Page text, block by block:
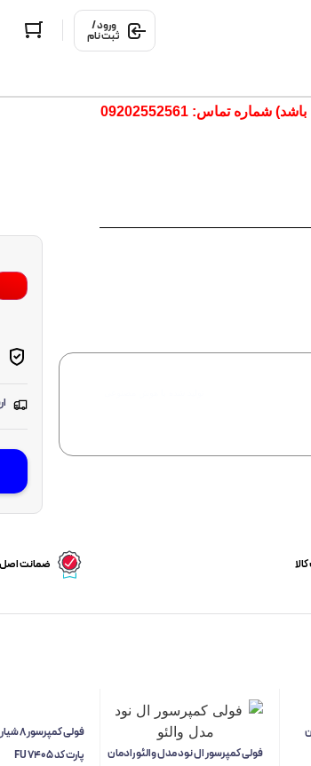
ورود /
ثبت نام
تماس: 09202552561
ضمانت اصل
فولی کمپرسور ال نود مدل والئو رادمان
پارت کد FU 7405